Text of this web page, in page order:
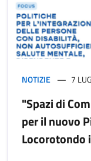
NOTIZIE 7
"Spazi di
per il nuovo
Locorotondo